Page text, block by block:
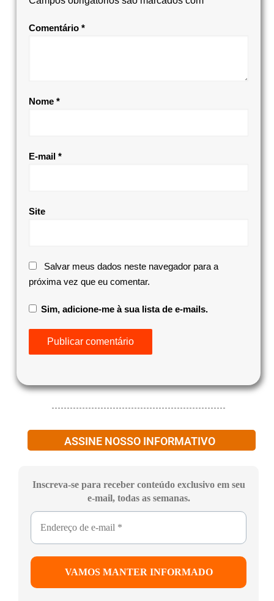
Comentário *
Nome *
E-mail *
Site
Salvar meus dados neste navegador para a
próxima vez que eu comentar.
Sim, adicione-me à sua lista de e-mails.
ASSINE NOSSO INFORMATIVO
Inscreva-se para receber conteúdo exclusivo em seu
e-mail, todas as semanas.